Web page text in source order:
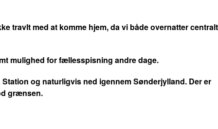
travlt med at komme hjem, da vi både overnatter centralt
mulighed for fællesspisning andre dage.
og naturligvis ned igennem Sønderjylland. Der er
grænsen.